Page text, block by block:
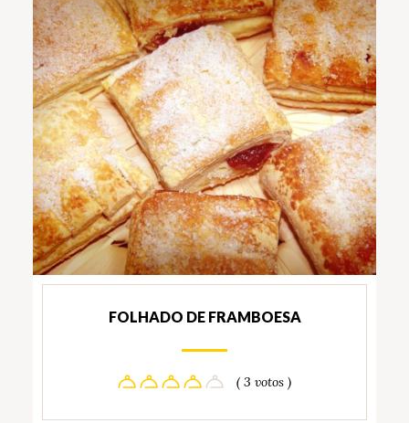
FOLHADO DE FRAMBOESA
( 3 votos )